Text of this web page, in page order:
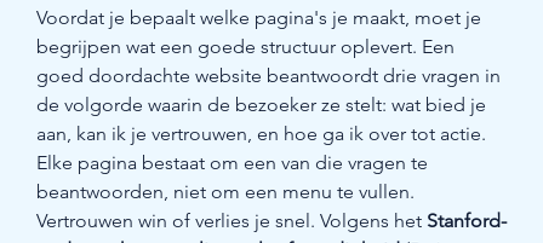
Voordat je bepaalt welke pagina's je maakt, moet je
begrijpen wat een goede structuur oplevert. Een
goed doordachte website beantwoordt drie vragen in
de volgorde waarin de bezoeker ze stelt: wat bied je
aan, kan ik je vertrouwen, en hoe ga ik over tot actie.
Elke pagina bestaat om een van die vragen te
beantwoorden, niet om een menu te vullen.
Vertrouwen win of verlies je snel. Volgens het Stanford-